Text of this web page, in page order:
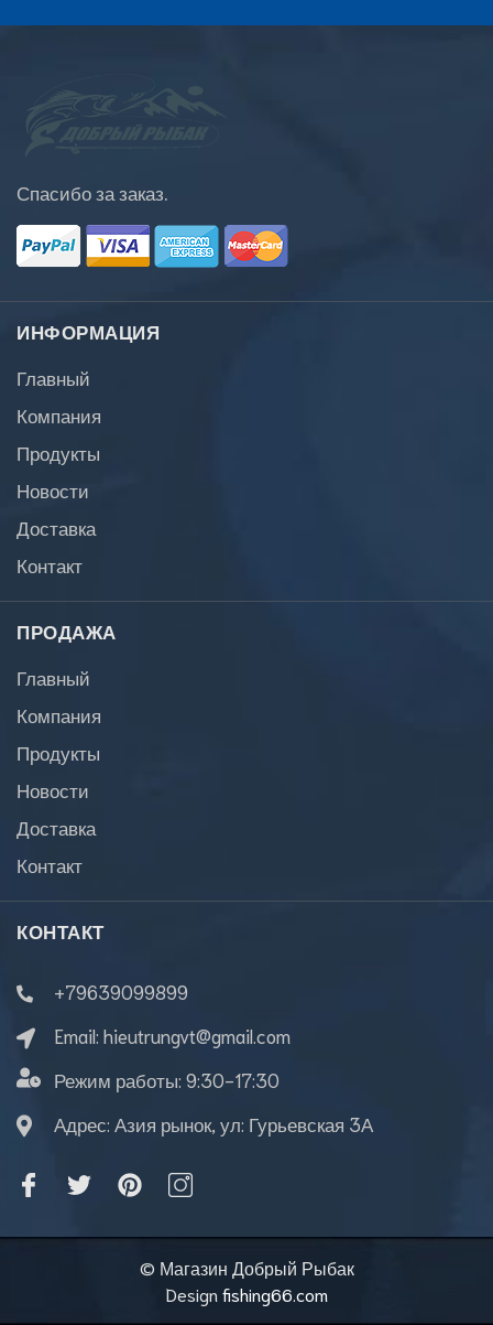
Спасибо за заказ.
ИНФОРМАЦИЯ
Главный
Компания
Продукты
Новости
Доставка
Контакт
ПРОДАЖА
Главный
Компания
Продукты
Новости
Доставка
Контакт
КОНТАКТ
+79639099899
Email: hieutrungvt@gmail.com
Режим работы: 9:30-17:30
Адрес: Азия рынок, ул: Гурьевская 3А
© Магазин Добрый Рыбак
Design fishing66.com